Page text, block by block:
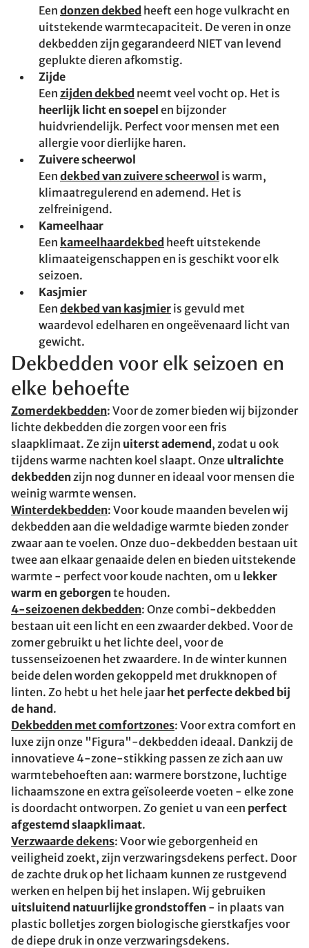
Een donzen dekbed heeft een hoge vulkracht en
uitstekende warmtecapaciteit. De veren in onze
dekbedden zijn gegarandeerd NIET van levend
geplukte dieren afkomstig.
Zijde
Een zijden dekbed neemt veel vocht op. Het is
heerlijk licht en soepel en bijzonder
huidvriendelijk. Perfect voor mensen met een
allergie voor dierlijke haren.
Zuivere scheerwol
Een dekbed van zuivere scheerwol is warm,
klimaatregulerend en ademend. Het is
zelfreinigend.
Kameelhaar
Een kameelhaardekbed heeft uitstekende
klimaateigenschappen en is geschikt voor elk
seizoen.
Kasjmier
Een dekbed van kasjmier is gevuld met
waardevol edelharen en ongeëvenaard licht van
gewicht.
Dekbedden voor elk seizoen en
elke behoefte
Zomerdekbedden: Voor de zomer bieden wij bijzonder
lichte dekbedden die zorgen voor een fris
slaapklimaat. Ze zijn uiterst ademend , zodat u ook
tijdens warme nachten koel slaapt. Onze ultralichte
dekbeddenzijn nog dunner en ideaal voor mensen die
weinig warmte wensen.
Winterdekbedden: Voor koude maanden bevelen wij
dekbedden aan die weldadige warmte bieden zonder
zwaar aan te voelen. Onze duo-dekbedden bestaan uit
twee aan elkaar genaaide delen en bieden uitstekende
warmte - perfect voor koude nachten, om u lekker
warm en geborgente houden.
4-seizoenen dekbedden: Onze combi-dekbedden
bestaan uit een licht en een zwaarder dekbed. Voor de
zomer gebruikt u het lichte deel, voor de
tussenseizoenen het zwaardere. In de winter kunnen
beide delen worden gekoppeld met drukknopen of
linten. Zo hebt u het hele jaar het perfecte dekbed bij
de hand .
Dekbedden met comfortzones: Voor extra comfort en
luxe zijn onze "Figura"-dekbedden ideaal. Dankzij de
innovatieve 4-zone-stikking passen ze zich aan uw
warmtebehoeften aan: warmere borstzone, luchtige
lichaamszone en extra geïsoleerde voeten - elke zone
is doordacht ontworpen. Zo geniet u van een perfect
afgestemd slaapklimaat.
Verzwaarde dekens: Voor wie geborgenheid en
veiligheid zoekt, zijn verzwaringsdekens perfect. Door
de zachte druk op het lichaam kunnen ze rustgevend
werken en helpen bij het inslapen. Wij gebruiken
uitsluitend natuurlijke grondstoffen - in plaats van
plastic bolletjes zorgen biologische gierstkafjes voor
de diepe druk in onze verzwaringsdekens.